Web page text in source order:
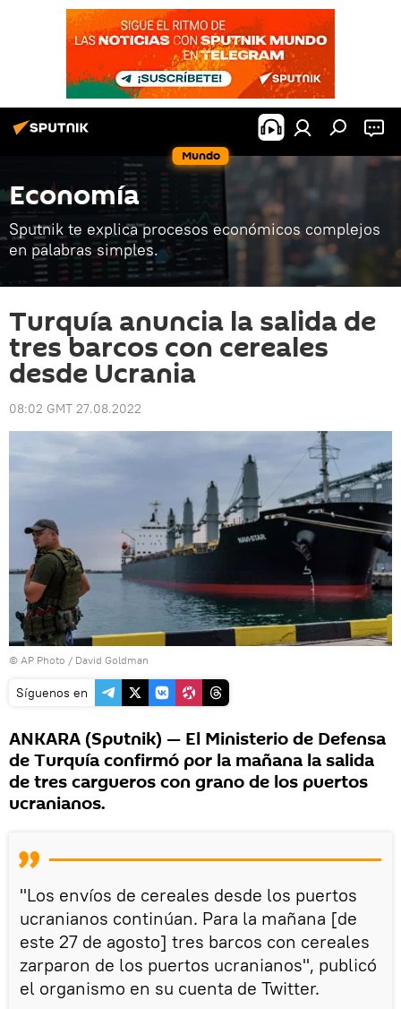
Mundo
Economía
Sputnik te explica procesos económicos complejos
en palabras simples.
Turquía anuncia la salida de
tres barcos con cereales
desde Ucrania
08:02 GMT 27.08.2022
© AP Photo / David Goldman
Síguenos en
ANKARA (Sputnik) — El Ministerio de Defensa
de Turquía confirmó por la mañana la salida
de tres cargueros con grano de los puertos
ucranianos.
"Los envíos de cereales desde los puertos
ucranianos continúan. Para la mañana [de
este 27 de agosto] tres barcos con cereales
zarparon de los puertos ucranianos", publicó
el organismo en su cuenta de Twitter.